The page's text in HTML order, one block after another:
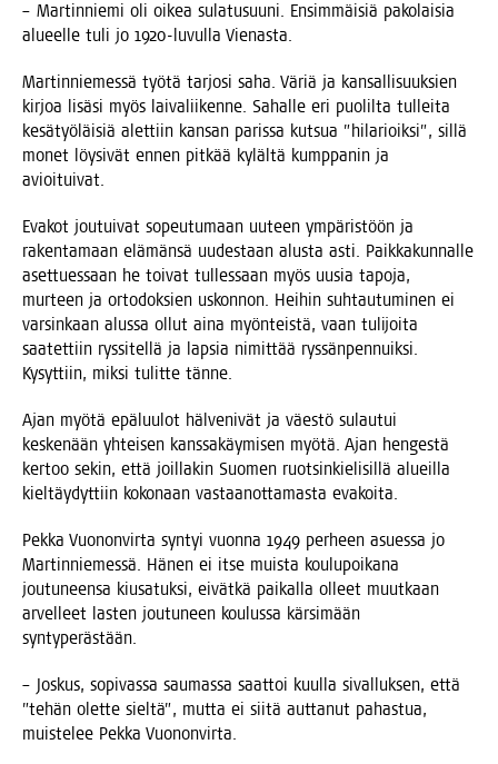
– Mar­tin­nie­mi oli oikea sula­tusuu­ni. Ensim­mäi­siä pako­lai­sia
alu­eel­le tuli jo 1920-luvul­la Vienasta.
Mar­tin­nie­mes­sä työ­tä tar­jo­si saha. Väriä ja kan­sal­li­suuk­sien
kir­joa lisä­si myös lai­va­lii­ken­ne. Sahal­le eri puo­lil­ta tul­lei­ta
kesä­työ­läi­siä alet­tiin kan­san paris­sa kut­sua ”hila­rioik­si”, sil­lä
monet löy­si­vät ennen pit­kää kyläl­tä kump­pa­nin ja
avioituivat.
Eva­kot jou­tui­vat sopeu­tu­maan uuteen ympä­ris­töön ja
raken­ta­maan elä­män­sä uudes­taan alus­ta asti. Paik­ka­kun­nal­le
aset­tues­saan he toi­vat tul­les­saan myös uusia tapo­ja,
mur­teen ja orto­dok­sien uskon­non. Hei­hin suh­tau­tu­mi­nen ei
var­sin­kaan alus­sa ollut aina myön­teis­tä, vaan tuli­joi­ta
saa­tet­tiin rys­si­tel­lä ja lap­sia nimit­tää rys­sän­pen­nuik­si.
Kysyt­tiin, mik­si tulit­te tänne.
Ajan myö­tä epä­luu­lot häl­ve­ni­vät ja väes­tö sulau­tui
kes­ke­nään yhtei­sen kans­sa­käy­mi­sen myö­tä. Ajan hen­ges­tä
ker­too sekin, että joil­la­kin Suo­men ruot­sin­kie­li­sil­lä alueil­la
kiel­täy­dyt­tiin koko­naan vas­taa­not­ta­mas­ta evakoita.
Pek­ka Vuo­non­vir­ta syn­tyi vuon­na 1949 per­heen asues­sa jo
Mar­tin­nie­mes­sä. Hänen ei itse muis­ta kou­lu­poi­ka­na
jou­tu­neen­sa kiusa­tuk­si, eivät­kä pai­kal­la olleet muut­kaan
arvel­leet las­ten jou­tu­neen kou­lus­sa kär­si­mään
syntyperästään.
– Jos­kus, sopi­vas­sa sau­mas­sa saat­toi kuul­la sival­luk­sen, että
”tehän olet­te siel­tä”, mut­ta ei sii­tä aut­ta­nut pahas­tua,
muis­te­lee Pek­ka Vuononvirta.